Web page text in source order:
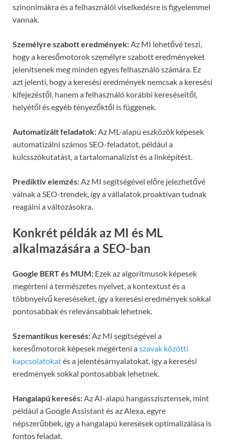
szinonimákra és a felhasználói viselkedésre is figyelemmel
vannak.
Személyre szabott eredmények:Az MI lehetővé teszi,
hogy a keresőmotorok személyre szabott eredményeket
jelenítsenek meg minden egyes felhasználó számára. Ez
azt jelenti, hogy a keresési eredmények nemcsak a keresési
kifejezéstől, hanem a felhasználó korábbi kereséseitől,
helyétől és egyéb tényezőktől is függenek.
Automatizált feladatok:Az ML-alapú eszközök képesek
automatizálni számos SEO-feladatot, például a
kulcsszókutatást, a tartalomanalízist és a linképítést.
Prediktív elemzés:Az MI segítségével előre jelezhetővé
válnak a SEO-trendek, így a vállalatok proaktívan tudnak
reagálni a változásokra.
Konkrét példák az MI és ML
alkalmazására a SEO-ban
Google BERT és MUM: Ezek az algoritmusok képesek
megérteni a természetes nyelvet, a kontextust és a
többnyelvű kereséseket, így a keresési eredmények sokkal
pontosabbak és relevánsabbak lehetnek.
Szemantikus keresés:Az MI segítségével a
keresőmotorok képesek megérteni aszavak közötti
kapcsolatokatés a jelentésárnyalatokat, így a keresési
eredmények sokkal pontosabbak lehetnek.
Hangalapú keresés:Az AI-alapú hangasszisztensek, mint
például a Google Assistant és az Alexa, egyre
népszerűbbek, így a hangalapú keresések optimalizálása is
fontos feladat.